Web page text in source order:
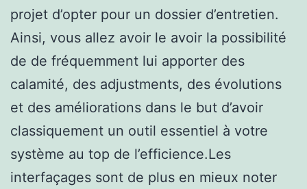
projet d’opter pour un dossier d’entretien.
Ainsi, vous allez avoir le avoir la possibilité
de de fréquemment lui apporter des
calamité, des adjustments, des évolutions
et des améliorations dans le but d’avoir
classiquement un outil essentiel à votre
système au top de l’efficience.Les
interfaçages sont de plus en mieux noter